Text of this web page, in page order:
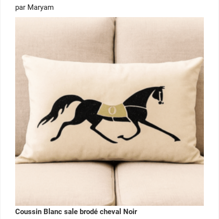
Note
sur 5
par Maryam
Coussin Blanc sale brodé cheval Noir